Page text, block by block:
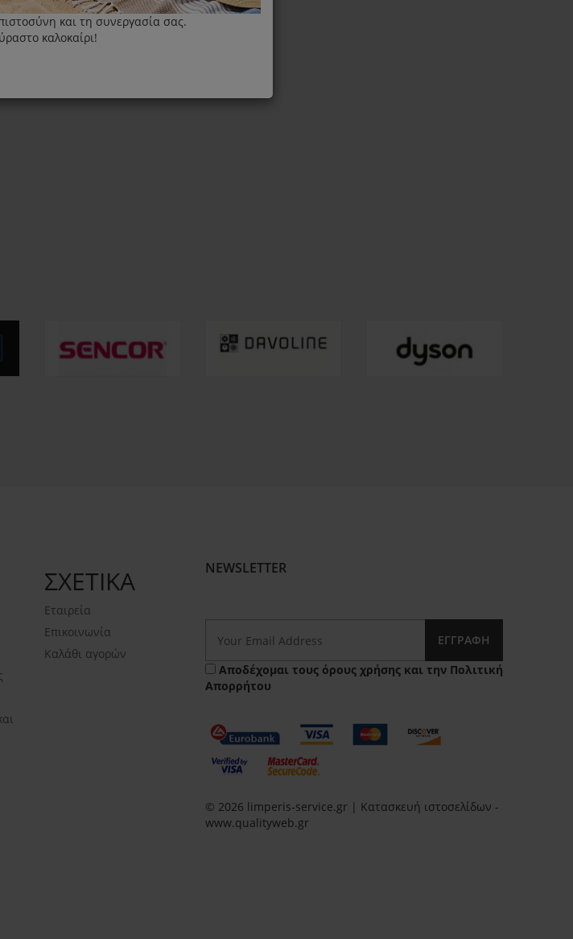
ΣΧΕΤΙΚΑ
Εταιρεία
Επικοινωνία
Καλάθι αγορών
NEWSLETTER
ΕΓΓΡΑΦΉ
Αποδέχομαι τους όρους χρήσης και την Πολιτική
Απορρήτου
© 2026 limperis-service.gr | Κατασκευή ιστοσελίδων -
www.qualityweb.gr
και τη συνεργασία σας.
καλοκαίρι!